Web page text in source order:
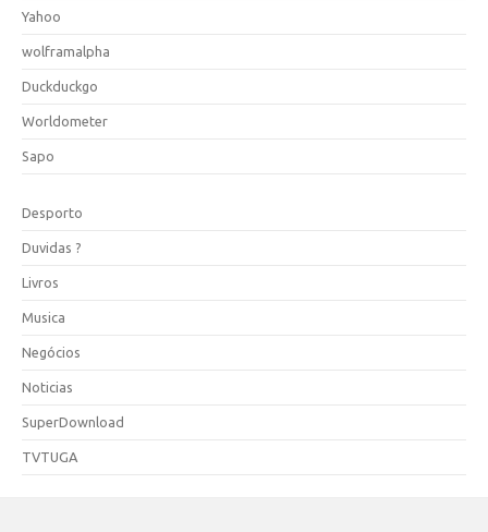
Yahoo
wolframalpha
Duckduckgo
Worldometer
Sapo
Desporto
Duvidas ?
Livros
Musica
Negócios
Noticias
SuperDownload
TVTUGA